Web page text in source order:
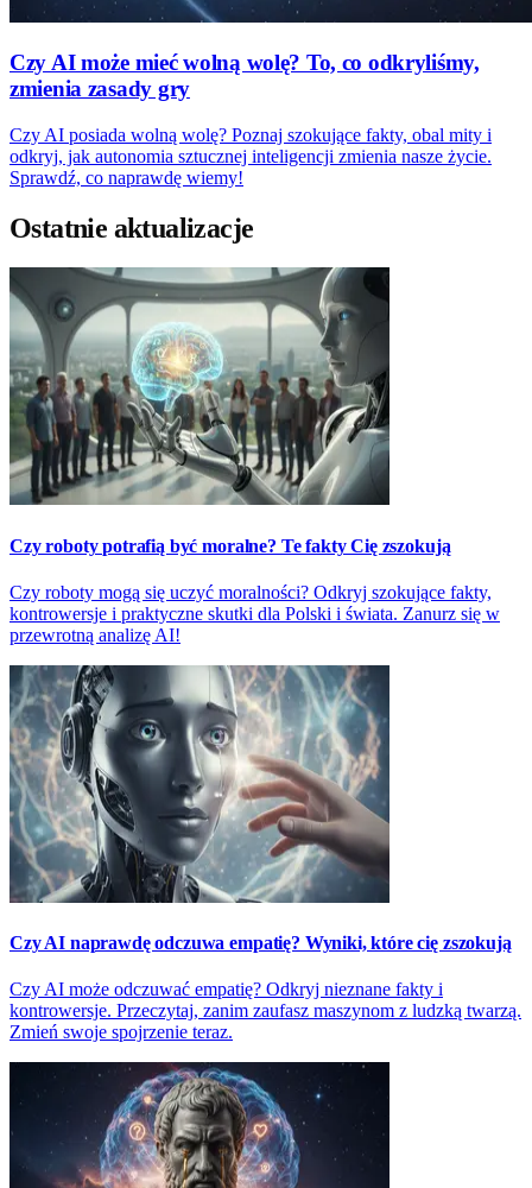
Czy AI może mieć wolną wolę? To, co odkryliśmy,
zmienia zasady gry
Czy AI posiada wolną wolę? Poznaj szokujące fakty, obal mity i
odkryj, jak autonomia sztucznej inteligencji zmienia nasze życie.
Sprawdź, co naprawdę wiemy!
Ostatnie aktualizacje
Czy roboty potrafią być moralne? Te fakty Cię zszokują
Czy roboty mogą się uczyć moralności? Odkryj szokujące fakty,
kontrowersje i praktyczne skutki dla Polski i świata. Zanurz się w
przewrotną analizę AI!
Czy AI naprawdę odczuwa empatię? Wyniki, które cię zszokują
Czy AI może odczuwać empatię? Odkryj nieznane fakty i
kontrowersje. Przeczytaj, zanim zaufasz maszynom z ludzką twarzą.
Zmień swoje spojrzenie teraz.